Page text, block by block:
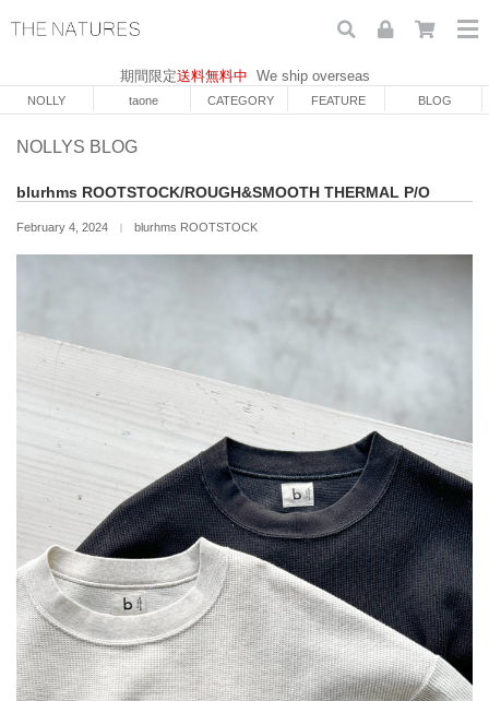
期間限定送料無料中 We ship overseas
NOLLY taone CATEGORY FEATURE BLOG
NOLLYS BLOG
blurhms ROOTSTOCK/ROUGH&SMOOTH THERMAL P/O
February 4, 2024 blurhms ROOTSTOCK